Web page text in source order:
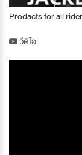
Prodacts for all
วีดีโอ